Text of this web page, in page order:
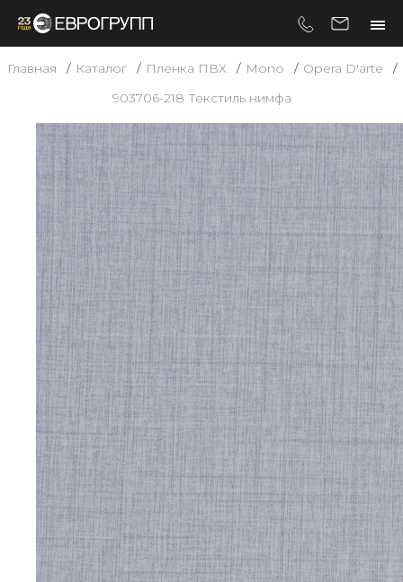
Главная Каталог Пленка ПВХ Mono
Opera D'arte
903706-218 Текстиль нимфа